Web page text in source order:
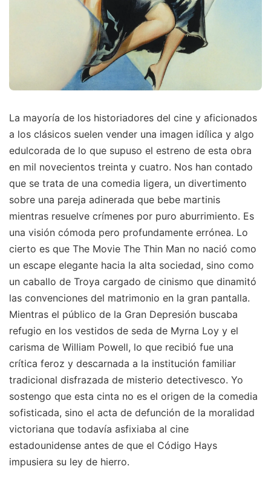
La mayoría de los historiadores del cine y aficionados
a los clásicos suelen vender una imagen idílica y algo
edulcorada de lo que supuso el estreno de esta obra
en mil novecientos treinta y cuatro. Nos han contado
que se trata de una comedia ligera, un divertimento
sobre una pareja adinerada que bebe martinis
mientras resuelve crímenes por puro aburrimiento. Es
una visión cómoda pero profundamente errónea. Lo
cierto es que The Movie The Thin Man no nació como
un escape elegante hacia la alta sociedad, sino como
un caballo de Troya cargado de cinismo que dinamitó
las convenciones del matrimonio en la gran pantalla.
Mientras el público de la Gran Depresión buscaba
refugio en los vestidos de seda de Myrna Loy y el
carisma de William Powell, lo que recibió fue una
crítica feroz y descarnada a la institución familiar
tradicional disfrazada de misterio detectivesco. Yo
sostengo que esta cinta no es el origen de la comedia
sofisticada, sino el acta de defunción de la moralidad
victoriana que todavía asfixiaba al cine
estadounidense antes de que el Código Hays
impusiera su ley de hierro.